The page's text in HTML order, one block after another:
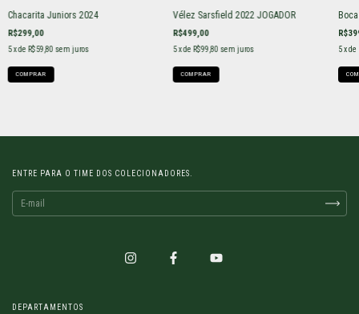
Chacarita Juniors 2024
R$299,00
5x de R$59,80 sem juros
COMPRAR
Vélez Sarsfield 2022 JOGADOR
R$499,00
5x de R$99,80 sem juros
COMPRAR
5 x de
ENTRE PARA O TIME DOS COLECIONADORES.
DEPARTAMENTOS